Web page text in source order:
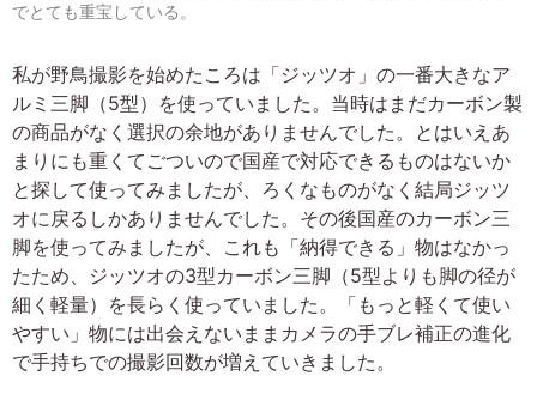
でとても重宝している。
私が野鳥撮影を始めたころは「ジッツオ」の一番大きなア
ルミ三脚（5型）を使っていました。当時はまだカーボン製
の商品がなく選択の余地がありませんでした。とはいえあ
まりにも重くてごついので国産で対応できるものはないか
と探して使ってみましたが、ろくなものがなく結局ジッツ
オに戻るしかありませんでした。その後国産のカーボン三
脚を使ってみましたが、これも「納得できる」物はなかっ
たため、ジッツオの3型カーボン三脚（5型よりも脚の径が
細く軽量）を長らく使っていました。「もっと軽くて使い
やすい」物には出会えないままカメラの手ブレ補正の進化
で手持ちでの撮影回数が増えていきました。